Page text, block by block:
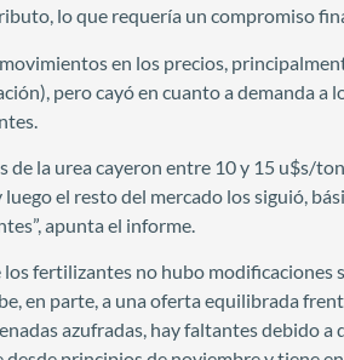
lo que requería un compromiso
en los precios,
pero cayó en cuanto a demanda a
de la urea cayeron entre 10 y 15 u$s/
el resto del mercado los siguió,
apunta el informe.
los fertilizantes no hubo
en parte, a una oferta equilibrada
azufradas, hay faltantes debido